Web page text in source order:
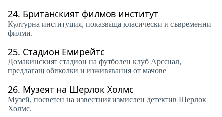
24. Британският филмов институт
Културна институция, показваща класически и съвременни
филми.
25. Стадион Емирейтс
Домакинският стадион на футболен клуб Арсенал,
предлагащ обиколки и изживявания от мачове.
26. Музеят на Шерлок Холмс
Музей, посветен на известния измислен детектив Шерлок
Холмс.